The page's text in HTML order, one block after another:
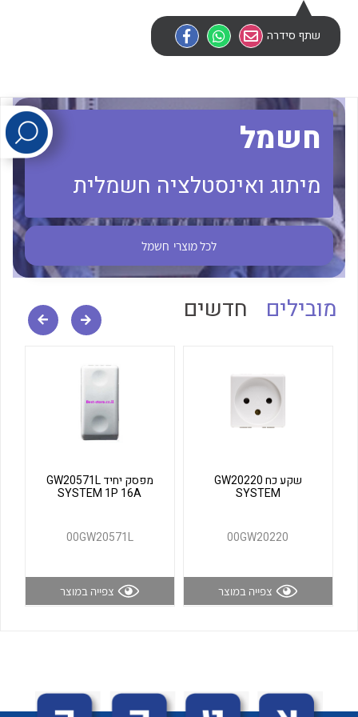
לכל מוצרי היצרן
לכל מוצרי היצרן לכל מוצרי היצרן
שתף סידרה
חשמל
מיתוג ואינסטלציה חשמלית
לכל מוצרי חשמל
מובילים חדשים
שקע כח GW20220
SYSTEM
00GW20220
צפייה במוצר
מפסק יחיד GW20571L
SYSTEM 1P 16A
00GW20571L
צפייה במוצר